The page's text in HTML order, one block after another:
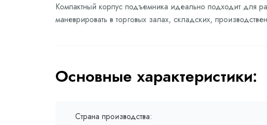
Компактный корпус подъемника идеально подходит для
маневрировать в торговых залах, складских,
Основные характеристики:
Страна производства: